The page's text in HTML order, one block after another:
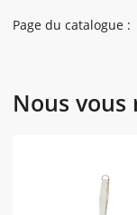
Page du catalogue :
Nous